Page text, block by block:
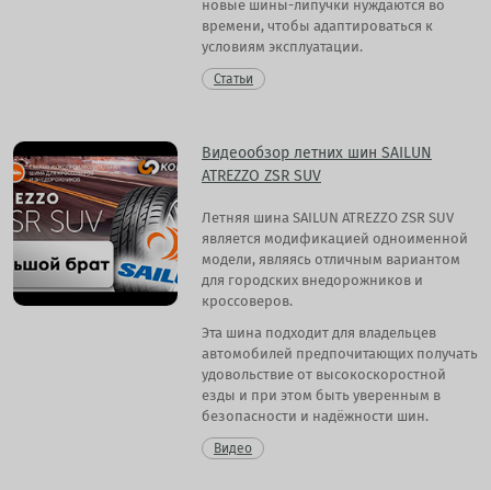
новые шины-липучки нуждаются во
времени, чтобы адаптироваться к
условиям эксплуатации.
Статьи
Видеообзор летних шин SAILUN
ATREZZO ZSR SUV
Летняя шина SAILUN ATREZZO ZSR SUV
является модификацией одноименной
модели, являясь отличным вариантом
для городских внедорожников и
кроссоверов.
Эта шина подходит для владельцев
автомобилей предпочитающих получать
удовольствие от высокоскоростной
езды и при этом быть уверенным в
безопасности и надёжности шин.
Видео